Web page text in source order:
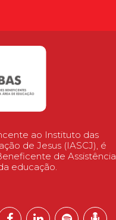
ao Instituto das
de Jesus (IASCJ), é
de Assistência
educação.